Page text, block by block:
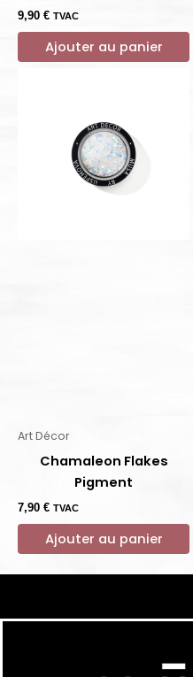
9,90 € TVAC
Ajouter au panier
Art Décor
Chamaleon Flakes
Pigment
7,90 € TVAC
Ajouter au panier